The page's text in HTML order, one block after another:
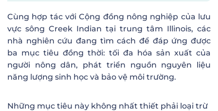
Cùng hợp tác với Cộng đồng nông nghiệp của lưu
vực sông Creek Indian tại trung tâm Illinois, các
nhà nghiên cứu đang tìm cách để đáp ứng được
ba mục tiêu đồng thời: tối đa hóa sản xuất của
người nông dân, phát triển nguồn nguyên liệu
năng lượng sinh học và bảo vệ môi trường.
Những mục tiêu này không nhất thiết phải loại trừ